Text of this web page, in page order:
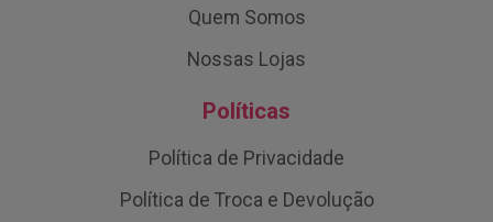
Quem Somos
Nossas Lojas
Políticas
Política de Privacidade
Política de Troca e Devolução